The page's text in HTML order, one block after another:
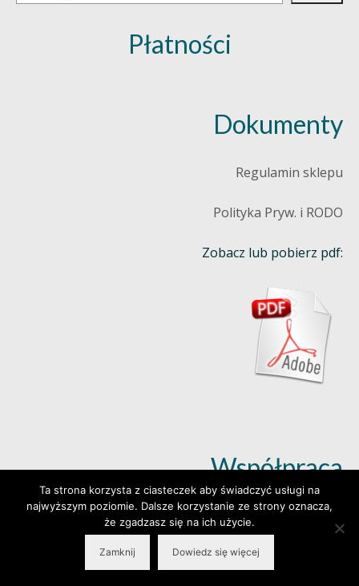
Płatności
Dokumenty
Regulamin sklepu
Polityka Pryw. i RODO
Zobacz lub pobierz pdf:
Współpraca
Dowiedz się więcej (klik)
© 2026 Wylepianki - Made by: www.prosteWWW.pl
Ta strona korzysta z ciasteczek aby świadczyć usługi na
najwyższym poziomie. Dalsze korzystanie ze strony oznacza,
że zgadzasz się na ich użycie.
Zamknij Dowiedz się więcej